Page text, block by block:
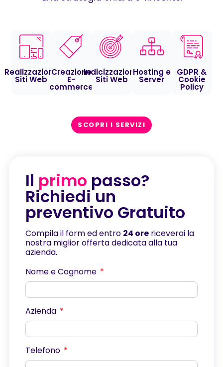
Realizzazione
Siti Web
Creazione
E-
commerce
Indicizzazione
Siti Web
Hosting e
Server
GDPR &
Cookie
Policy
SCOPRI I SERVIZI
Il primo passo?
Richiedi un
preventivo Gratuito
Compila il form ed entro 24 orericeverai la
nostra miglior offerta dedicata alla tua
azienda.
Nome e Cognome
Azienda
Telefono